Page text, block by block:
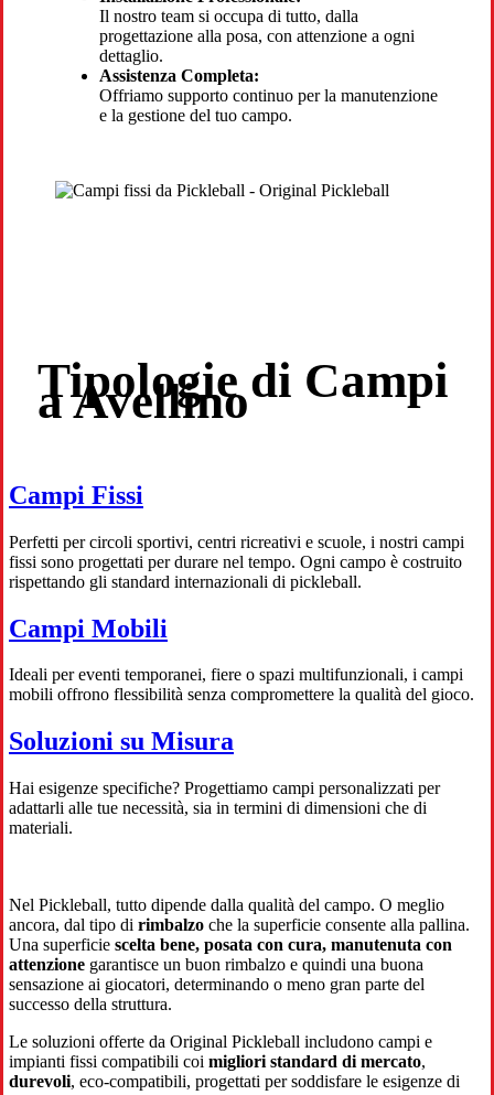
Il nostro team si occupa di tutto, dalla
progettazione alla posa, con attenzione a ogni
dettaglio.
Assistenza Completa:
Offriamo supporto continuo per la manutenzione
e la gestione del tuo campo.
Tipologie di Campi
a Avellino
Campi Fissi
Perfetti per circoli sportivi, centri ricreativi e scuole, i nostri campi
fissi sono progettati per durare nel tempo. Ogni campo è costruito
rispettando gli standard internazionali di pickleball.
Campi Mobili
Ideali per eventi temporanei, fiere o spazi multifunzionali, i campi
mobili offrono flessibilità senza compromettere la qualità del gioco.
Soluzioni su Misura
Hai esigenze specifiche? Progettiamo campi personalizzati per
adattarli alle tue necessità, sia in termini di dimensioni che di
materiali.
Nel Pickleball, tutto dipende dalla qualità del campo. O meglio
ancora, dal tipo di rimbalzo che la superficie consente alla pallina.
Una superficie scelta bene, posata con cura, manutenuta con
attenzione garantisce un buon rimbalzo e quindi una buona
sensazione ai giocatori, determinando o meno gran parte del
successo della struttura.
Le soluzioni offerte da Original Pickleball includono campi e
impianti fissi compatibili coi migliori standard di mercato,
durevoli, eco-compatibili, progettati per soddisfare le esigenze di